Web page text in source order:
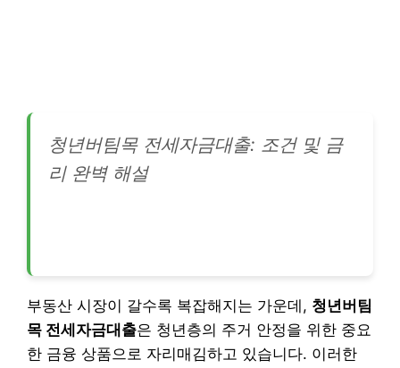
청년버팀목 전세자금대출: 조건 및 금
리 완벽 해설
부동산 시장이 갈수록 복잡해지는 가운데, 청년버팀
목 전세자금대출은 청년층의 주거 안정을 위한 중요
한 금융 상품으로 자리매김하고 있습니다. 이러한